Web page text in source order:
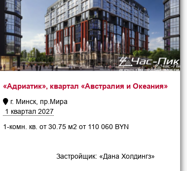
«Адриатик», квартал «Австралия и Океания»
г. Минск, пр.Мира
1 квартал 2027
1-комн. кв. от 30.75 м2 от 110 060 BYN
Застройщик: «Дана Холдингз»